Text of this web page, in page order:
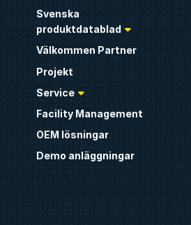
Svenska
produktdatablad
Välkommen Partner
Projekt
Service
Facility Management
OEM lösningar
Demo anläggningar